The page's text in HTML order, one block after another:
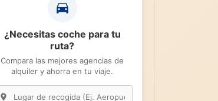
¿Necesitas coche para tu
ruta?
Compara las mejores agencias de
alquiler y ahorra en tu viaje.